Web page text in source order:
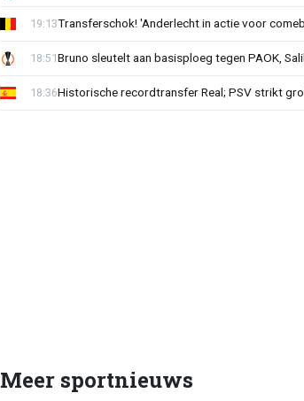
Transferschok! 'Anderlecht in actie voor
19:13
Bruno sleutelt aan basisploeg tegen PAOK,
18:51
Historische recordtransfer Real; PSV strikt
18:36
Meer sportnieuws